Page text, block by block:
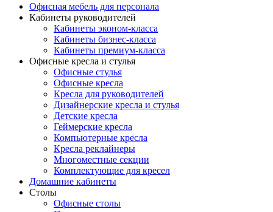
Офисная мебель для персонала
Кабинеты руководителей
Кабинеты эконом-класса
Кабинеты бизнес-класса
Кабинеты премиум-класса
Офисные кресла и стулья
Офисные стулья
Офисные кресла
Кресла для руководителей
Дизайнерские кресла и стулья
Детские кресла
Геймерские кресла
Компьютерные кресла
Кресла реклайнеры
Многоместные секции
Комплектующие для кресел
Домашние кабинеты
Столы
Офисные столы